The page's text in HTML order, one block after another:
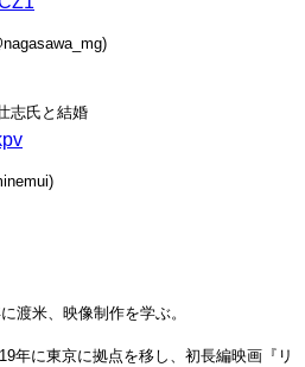
志氏と結婚
渡米、映像制作を学ぶ。
年に東京に拠点を移し、初長編映画『リ